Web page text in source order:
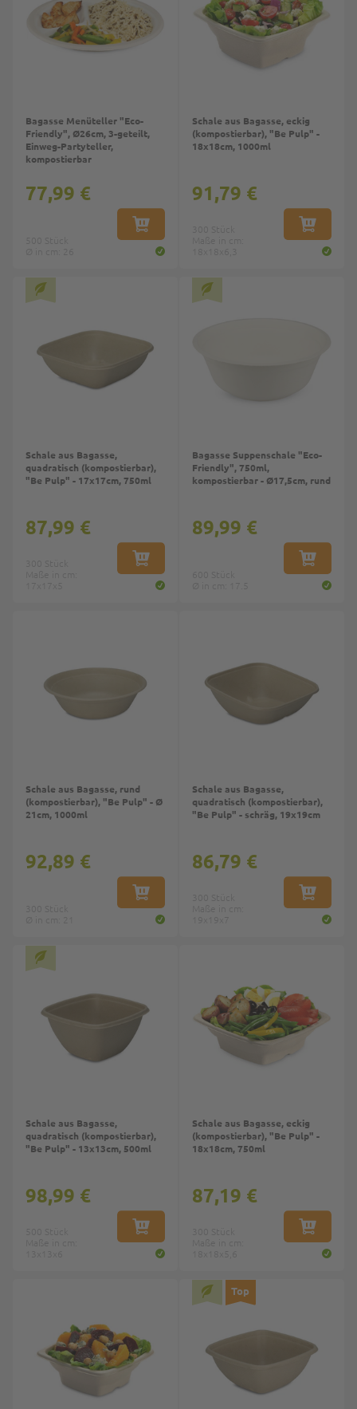
Bagasse Menüteller "Eco-
Friendly", Ø26cm, 3-geteilt,
Einweg-Partyteller,
kompostierbar
IN DEN WARENKORB
77,99 €
Schale aus Bagasse, eckig
(kompostierbar), "Be Pulp" -
18x18cm, 1000ml
IN DEN
91,79 €
Schale aus Bagasse,
quadratisch (kompostierbar),
"Be Pulp" - 17x17cm, 750ml
IN DEN WARENKORB
87,99 €
Bagasse Suppenschale "Eco-
Friendly", 750ml,
kompostierbar - Ø17,5cm, rund
IN DEN
89,99 €
Schale aus Bagasse, rund
(kompostierbar), "Be Pulp" - Ø
21cm, 1000ml
IN DEN WARENKORB
92,89 €
Schale aus Bagasse,
quadratisch (kompostierbar),
"Be Pulp" - schräg, 19x19cm
IN DEN
86,79 €
Schale aus Bagasse,
quadratisch (kompostierbar),
"Be Pulp" - 13x13cm, 500ml
IN DEN WARENKORB
98,99 €
Schale aus Bagasse, eckig
(kompostierbar), "Be Pulp" -
18x18cm, 750ml
IN DEN
87,19 €
Top